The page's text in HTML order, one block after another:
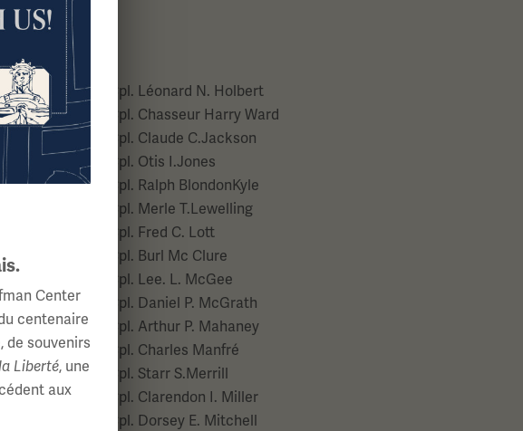
Cpl. Léonard N. Holbert
Cpl. Chasseur Harry Ward
Cpl. Claude C.Jackson
Cpl. Otis I.Jones
Cpl. Ralph BlondonKyle
Cpl. Merle T.Lewelling
Cpl. Fred C. Lott
Cpl. Burl Mc Clure
Cpl. Lee. L. McGee
Cpl. Daniel P. McGrath
Cpl. Arthur P. Mahaney
Cpl. Charles Manfré
Cpl. Starr S.Merrill
Cpl. Clarendon I. Miller
Cpl. Dorsey E. Mitchell
Center
centenaire
souvenirs
Liberté, une
aux